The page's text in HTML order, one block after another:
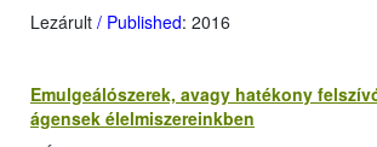
Lezárult / Published: 2016
Emulgeálószerek, avagy hatékony
ágensek élelmiszereinkben